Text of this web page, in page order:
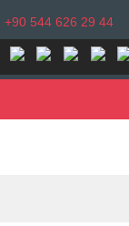
+90 544 626 29 44